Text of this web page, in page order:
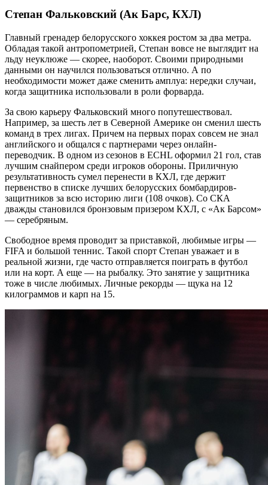
Степан Фальковский (Ак Барс, КХЛ)
Главный гренадер белорусского хоккея ростом за два метра.
Обладая такой антропометрией, Степан вовсе не выглядит на
льду неуклюже — скорее, наоборот. Своими природными
данными он научился пользоваться отлично. А по
необходимости может даже сменить амплуа: нередки случаи,
когда защитника использовали в роли форварда.
За свою карьеру Фальковский много попутешествовал.
Например, за шесть лет в Северной Америке он сменил шесть
команд в трех лигах. Причем на первых порах совсем не знал
английского и общался с партнерами через онлайн-
переводчик. В одном из сезонов в ECHL оформил 21 гол, став
лучшим снайпером среди игроков обороны. Приличную
результативность сумел перенести в КХЛ, где держит
первенство в списке лучших белорусских бомбардиров-
защитников за всю историю лиги (108 очков). Со СКА
дважды становился бронзовым призером КХЛ, с «Ак Барсом»
— серебряным.
Свободное время проводит за приставкой, любимые игры —
FIFA и большой теннис. Такой спорт Степан уважает и в
реальной жизни, где часто отправляется поиграть в футбол
или на корт. А еще — на рыбалку. Это занятие у защитника
тоже в числе любимых. Личные рекорды — щука на 12
килограммов и карп на 15.